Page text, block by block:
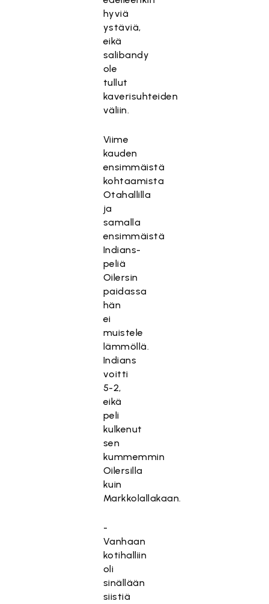
hyviä
ystäviä,
eikä
salibandy
ole
tullut
kaverisuhteiden
väliin.
Viime
kauden
ensimmäistä
kohtaamista
Otahallilla
ja
samalla
ensimmäistä
Indians-
peliä
Oilersin
paidassa
hän
ei
muistele
lämmöllä.
Indians
voitti
5-2,
eikä
peli
kulkenut
sen
kummemmin
Oilersilla
kuin
Markkolallakaan.
-
Vanhaan
kotihalliin
oli
sinällään
siistiä